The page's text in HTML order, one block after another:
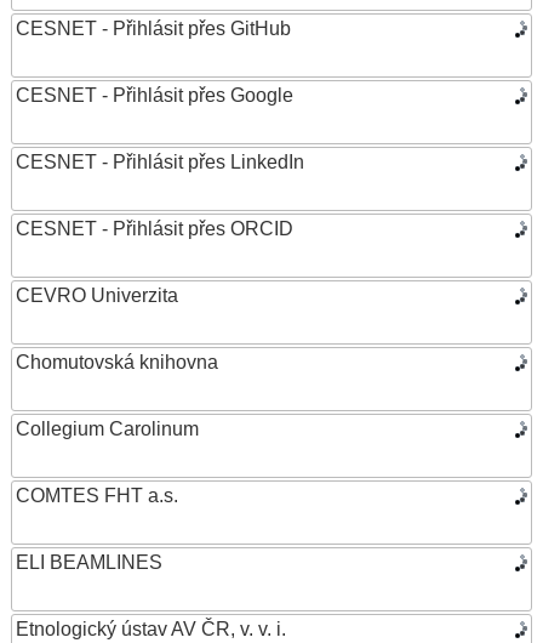
CESNET - Přihlásit přes GitHub
CESNET - Přihlásit přes Google
CESNET - Přihlásit přes LinkedIn
CESNET - Přihlásit přes ORCID
CEVRO Univerzita
Chomutovská knihovna
Collegium Carolinum
COMTES FHT a.s.
ELI BEAMLINES
Etnologický ústav AV ČR, v. v. i.